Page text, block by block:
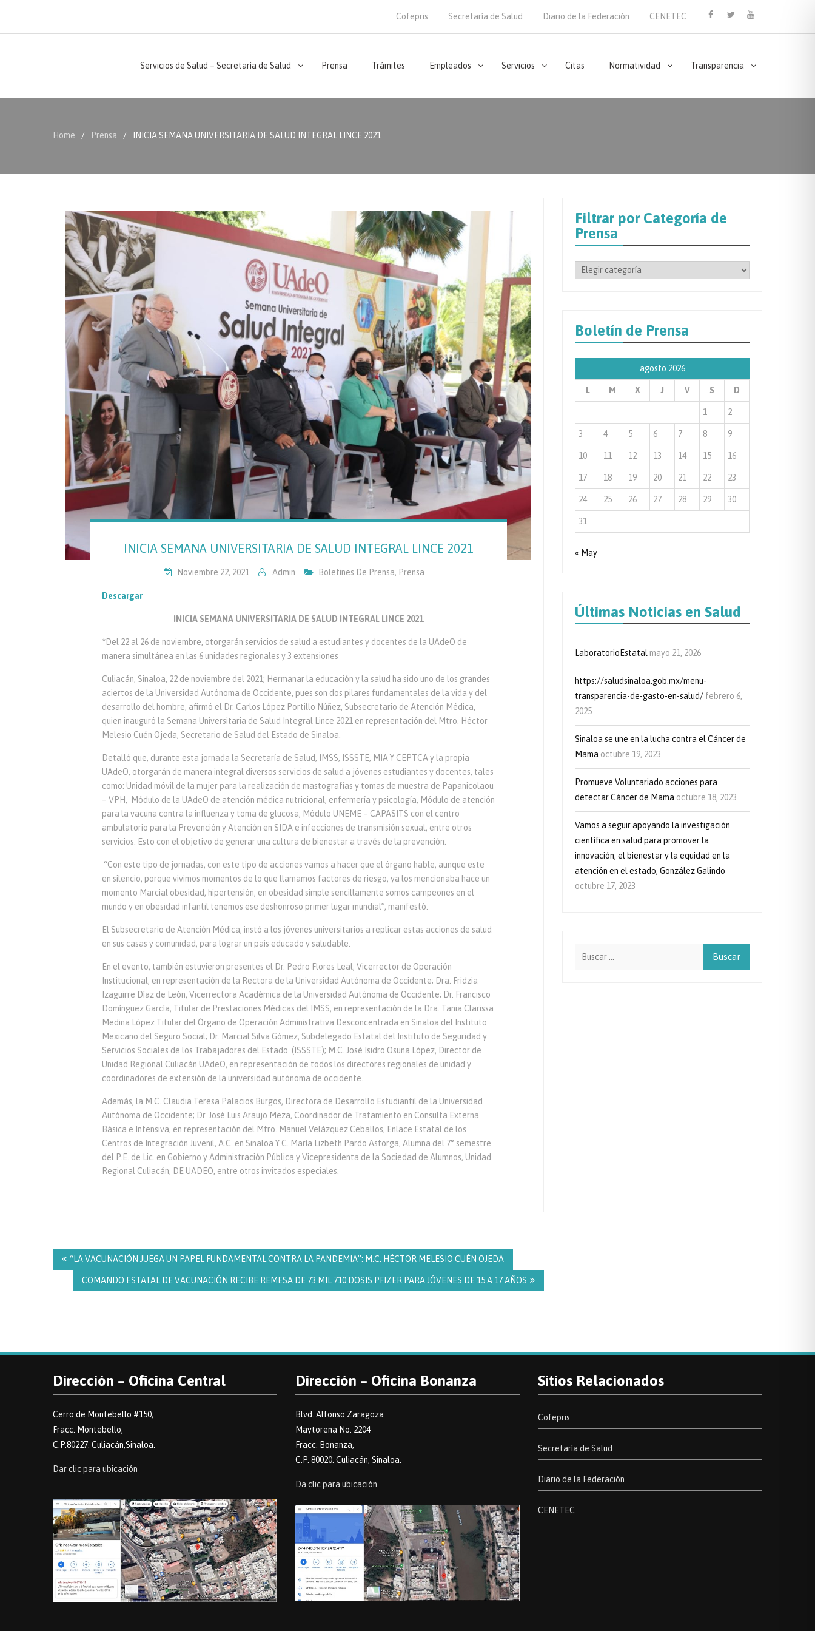
Cofepris Secretaría de Salud Diario de la Federación
CENETEC
Servicios de Salud – Secretaría de Salud Prensa Trámites Empleados Servicios Citas Normatividad Transparencia
Home Prensa INICIA SEMANA UNIVERSITARIA DE SALUD INTEGRAL LINCE 2021
INICIA SEMANA UNIVERSITARIA DE SALUD INTEGRAL LINCE 2021
Noviembre 22, 2021 Admin Boletines De Prensa, Prensa
Descargar
INICIA SEMANA UNIVERSITARIA DE SALUD INTEGRAL LINCE 2021
*Del 22 al 26 de noviembre, otorgarán servicios de salud a estudiantes y docentes de la UAdeO de
manera simultánea en las 6 unidades regionales y 3 extensiones
Culiacán, Sinaloa, 22 de noviembre del 2021; Hermanar la educación y la salud ha sido uno de los grandes
aciertos de la Universidad Autónoma de Occidente, pues son dos pilares fundamentales de la vida y del
desarrollo del hombre, afirmó el Dr. Carlos López Portillo Núñez, Subsecretario de Atención Médica,
quien inauguró la Semana Universitaria de Salud Integral Lince 2021 en representación del Mtro. Héctor
Melesio Cuén Ojeda, Secretario de Salud del Estado de Sinaloa.
Detalló que, durante esta jornada la Secretaría de Salud, IMSS, ISSSTE, MIA Y CEPTCA y la propia
UAdeO, otorgarán de manera integral diversos servicios de salud a jóvenes estudiantes y docentes, tales
como: Unidad móvil de la mujer para la realización de mastografías y tomas de muestra de Papanicolaou
– VPH, Módulo de la UAdeO de atención médica nutricional, enfermería y psicología, Módulo de atención
para la vacuna contra la influenza y toma de glucosa, Módulo UNEME – CAPASITS con el centro
ambulatorio para la Prevención y Atención en SIDA e infecciones de transmisión sexual, entre otros
servicios. Esto con el objetivo de generar una cultura de bienestar a través de la prevención.
“Con este tipo de jornadas, con este tipo de acciones vamos a hacer que el órgano hable, aunque este
en silencio, porque vivimos momentos de lo que llamamos factores de riesgo, ya los mencionaba hace un
momento Marcial obesidad, hipertensión, en obesidad simple sencillamente somos campeones en el
mundo y en obesidad infantil tenemos ese deshonroso primer lugar mundial”, manifestó.
El Subsecretario de Atención Médica, instó a los jóvenes universitarios a replicar estas acciones de salud
en sus casas y comunidad, para lograr un país educado y saludable.
En el evento, también estuvieron presentes el Dr. Pedro Flores Leal, Vicerrector de Operación
Institucional, en representación de la Rectora de la Universidad Autónoma de Occidente; Dra. Fridzia
Izaguirre Díaz de León, Vicerrectora Académica de la Universidad Autónoma de Occidente; Dr. Francisco
Domínguez García, Titular de Prestaciones Médicas del IMSS, en representación de la Dra. Tania Clarissa
Medina López Titular del Órgano de Operación Administrativa Desconcentrada en Sinaloa del Instituto
Mexicano del Seguro Social; Dr. Marcial Silva Gómez, Subdelegado Estatal del Instituto de Seguridad y
Servicios Sociales de los Trabajadores del Estado (ISSSTE); M.C. José Isidro Osuna López, Director de
Unidad Regional Culiacán UAdeO, en representación de todos los directores regionales de unidad y
coordinadores de extensión de la universidad autónoma de occidente.
Además, la M.C. Claudia Teresa Palacios Burgos, Directora de Desarrollo Estudiantil de la Universidad
Autónoma de Occidente; Dr. José Luis Araujo Meza, Coordinador de Tratamiento en Consulta Externa
Básica e Intensiva, en representación del Mtro. Manuel Velázquez Ceballos, Enlace Estatal de los
Centros de Integración Juvenil, A.C. en Sinaloa Y C. María Lizbeth Pardo Astorga, Alumna del 7° semestre
del P.E. de Lic. en Gobierno y Administración Pública y Vicepresidenta de la Sociedad de Alumnos, Unidad
Regional Culiacán, DE UADEO, entre otros invitados especiales.
de
entradas
“LA VACUNACIÓN JUEGA UN PAPEL FUNDAMENTAL CONTRA LA PANDEMIA”: M.C. HÉCTOR MELESIO CUÉN OJEDA
COMANDO ESTATAL DE VACUNACIÓN RECIBE REMESA DE 73 MIL 710 DOSIS PFIZER PARA JÓVENES DE 15 A 17 AÑOS
Filtrar por Categoría de
Prensa
Filtrar
Prensa
Boletín de Prensa
agosto 2026
L M X J V S D
1 2
3 4 5 6 7 8 9
10 11 12 13 14 15 16
17 18 19 20 21 22 23
24 25 26 27 28 29 30
31
« May
Últimas Noticias en Salud
LaboratorioEstatal mayo 21, 2026
https://saludsinaloa.gob.mx/menu-
transparencia-de-gasto-en-salud/ febrero 6,
2025
Sinaloa se une en la lucha contra el Cáncer de
Mama octubre 19, 2023
Promueve Voluntariado acciones para
detectar Cáncer de Mama octubre 18, 2023
Vamos a seguir apoyando la investigación
científica en salud para promover la
innovación, el bienestar y la equidad en la
atención en el estado, González Galindo
octubre 17, 2023
Dirección – Oficina Central
Cerro de Montebello #150,
Fracc. Montebello,
C.P.80227. Culiacán,Sinaloa.
Dar clic para ubicación
Dirección – Oficina Bonanza
Blvd. Alfonso Zaragoza
Maytorena No. 2204
Fracc. Bonanza,
C.P. 80020. Culiacán, Sinaloa.
Da clic para ubicación
Sitios Relacionados
Cofepris
Secretaría de Salud
Diario de la Federación
CENETEC